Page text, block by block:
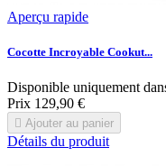
Aperçu rapide
Cocotte Incroyable Cookut...
Disponible uniquement
Prix 129,90 €
 Ajouter au panier
Détails du produit